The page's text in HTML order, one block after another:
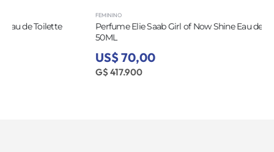
Perfume Elie Saab Girl of Now Shine Eau de Parfum Feminino